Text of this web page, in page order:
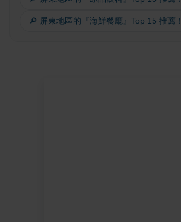
🔎 屏東地區的『海鮮餐廳』Top 15 推薦！